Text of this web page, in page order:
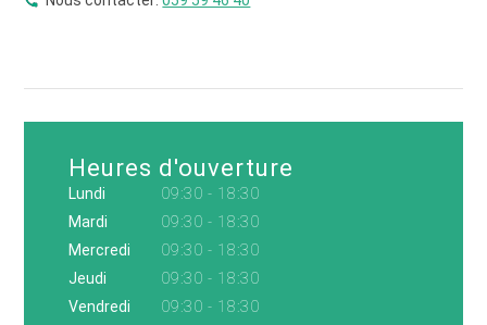
Heures d'ouverture
Lundi
09:30 - 18:30
Mardi
09:30 - 18:30
Mercredi
09:30 - 18:30
Jeudi
09:30 - 18:30
Vendredi
09:30 - 18:30